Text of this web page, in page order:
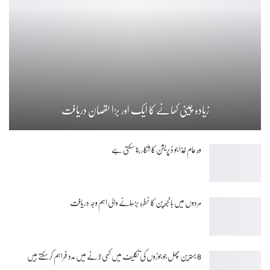
زیادہ چینی کھانے کا ایک اور بڑا نقصان دریافت
وہ عام غذا جو ڈپریشن کا شکار بنا سکتی ہے
مردوں میں بانجھ پن کا خطرہ بڑھانے والی اہم وجہ دریافت
8 بہترین پھل جو جوڑوں کی تکلیف میں کمی لانے میں مدد فراہم کرسکتے ہیں